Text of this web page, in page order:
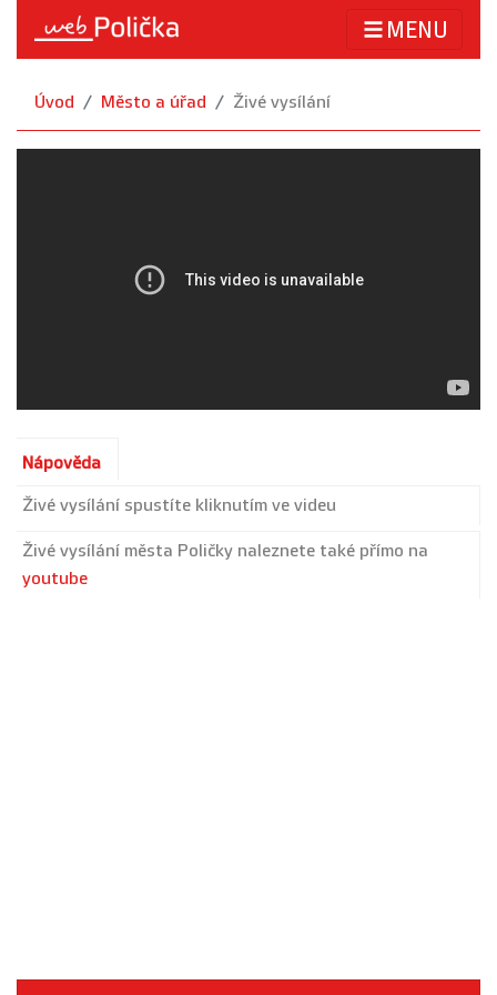
MENU
Úvod Město a úřad Živé vysílání
Nápověda
Živé vysílání spustíte kliknutím ve videu
Živé vysílání města Poličky naleznete také přímo na
youtube